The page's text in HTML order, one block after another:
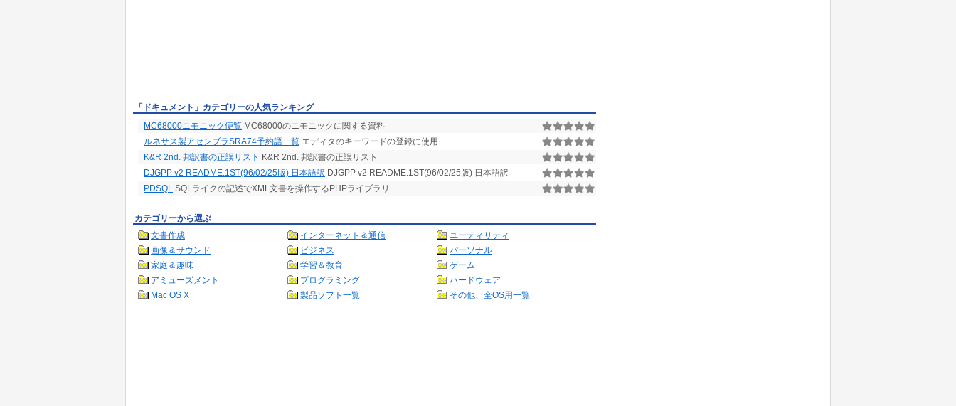
「ドキュメント」カテゴリーの人気ランキング
MC68000ニモニック便覧 MC68000のニモニックに関する資料
ルネサス製アセンブラSRA74予約語一覧 エディタのキーワードの登録に使用
K&R 2nd. 邦訳書の正誤リスト K&R 2nd. 邦訳書の正誤リスト
DJGPP v2 README.1ST(96/02/25版) 日本語訳 DJGPP v2 README.1ST(96/02/25版) 日本語訳
PDSQL SQLライクの記述でXML文書を操作するPHPライブラリ
カテゴリーから選ぶ
文書作成
インターネット＆通信
ユーティリティ
画像＆サウンド
ビジネス
パーソナル
家庭＆趣味
学習＆教育
ゲーム
アミューズメント
プログラミング
ハードウェア
Mac OS X
製品ソフト一覧 その他、全OS用一覧